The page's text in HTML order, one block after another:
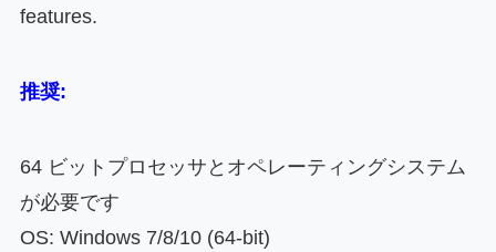
features.
推奨:
64 ビットプロセッサとオペレーティングシステム
が必要です
OS: Windows 7/8/10 (64-bit)